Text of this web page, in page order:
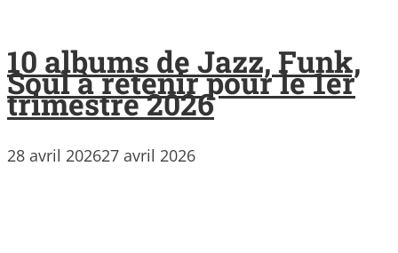
10 albums de Jazz, Funk,
Soul à retenir pour le 1er
trimestre 2026
28 avril 202627 avril 2026